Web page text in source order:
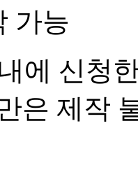
가능
에 신청
은 제작